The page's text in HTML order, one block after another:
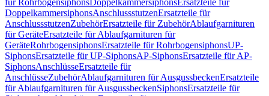
für RohrbogensiphonsDoppelkammersiphonsErsatzteile für
DoppelkammersiphonsAnschlussstutzenErsatzteile für
AnschlussstutzenZubehörErsatzteile für ZubehörAblaufgarnituren
für GeräteErsatzteile für Ablaufgarnituren für
GeräteRohrbogensiphonsErsatzteile für RohrbogensiphonsUP-
SiphonsErsatzteile für UP-SiphonsAP-SiphonsErsatzteile für AP-
SiphonsAnschlüsseErsatzteile für
AnschlüsseZubehörAblaufgarnituren für AusgussbeckenErsatzteile
für Ablaufgarnituren für AusgussbeckenSiphonsErsatzteile für